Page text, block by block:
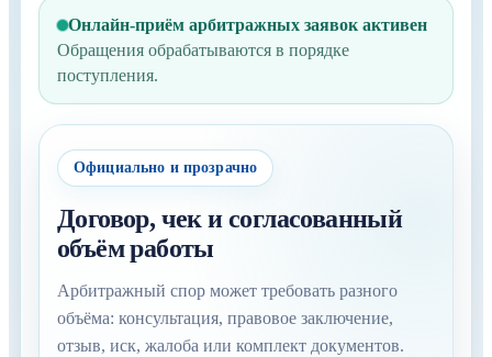
Онлайн-приём арбитражных заявок активен
Обращения обрабатываются в порядке
поступления.
Официально и прозрачно
Договор, чек и согласованный
объём работы
Арбитражный спор может требовать разного
объёма: консультация, правовое заключение,
отзыв, иск, жалоба или комплект документов.